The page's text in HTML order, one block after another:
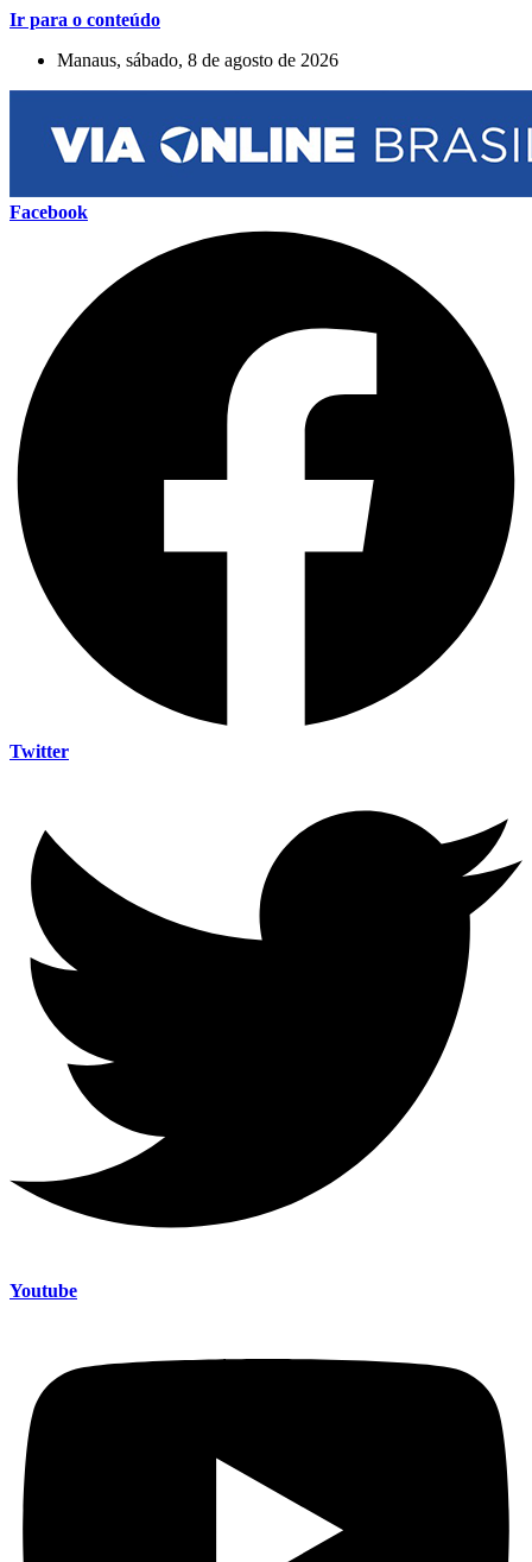
Ir para o conteúdo
Manaus, sábado, 8 de agosto de 2026
Facebook
Twitter
Youtube